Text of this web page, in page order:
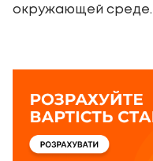
окружающей среде.